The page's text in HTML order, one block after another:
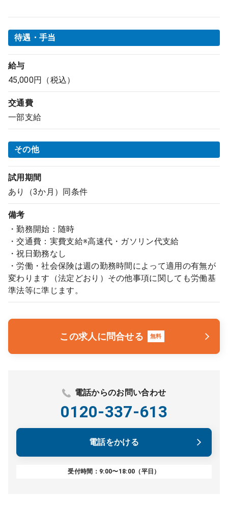
待遇・手当
給与
45,000円（税込）
交通費
一部支給
その他
試用期間
あり（3か月）同条件
備考
・勤務開始：随時
・交通費：実費支給※高速代・ガソリン代支給
・祝日勤務なし
・労働・社会保険は週の勤務時間によって適用の有無が
変わります（法定どおり）その他事項に関しても労働基
準法等に準じます。
この求人に問合せる 無料
電話からのお問い合わせ
0120-337-613
電話をかける
受付時間：9:00〜18:00（平日）